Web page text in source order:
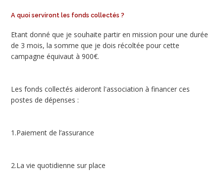
A quoi serviront les fonds collectés ?
Etant donné que je souhaite partir en mission pour une durée
de 3 mois, la somme que je dois récoltée pour cette
campagne équivaut à 900€.
Les fonds collectés aideront l'association à financer ces
postes de dépenses :
1.Paiement de l’assurance
2.La vie quotidienne sur place